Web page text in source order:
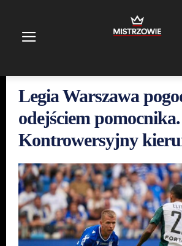
Legia Warszawa
odejściem pomocnika.
Kontrowersyjny